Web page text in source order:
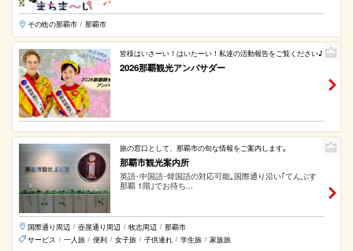
その他の那覇市 / 那覇市
皆様はいさーい！はいたーい！私達の活動報告をご覧ください♪
2026那覇観光アンバサダー
旅の窓口として、那覇市の旬な情報をご案内します｡
那覇市観光案内所
英語･中国語･韓国語の対応可能｡国際通り沿い｢てんぶす
那覇 1階｣でお待ち...
国際通り周辺 / 壺屋通り周辺 / 牧志周辺 / 那覇市
サービス
/ 一人旅 / 便利 / 女子旅 / 子供連れ / 学生旅 / 家族旅